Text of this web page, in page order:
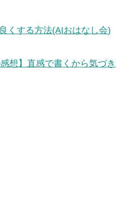
くする方法(AIおはなし会)
想】直感で書くから気づき